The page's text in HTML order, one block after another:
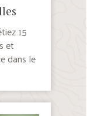
15
et
dans le